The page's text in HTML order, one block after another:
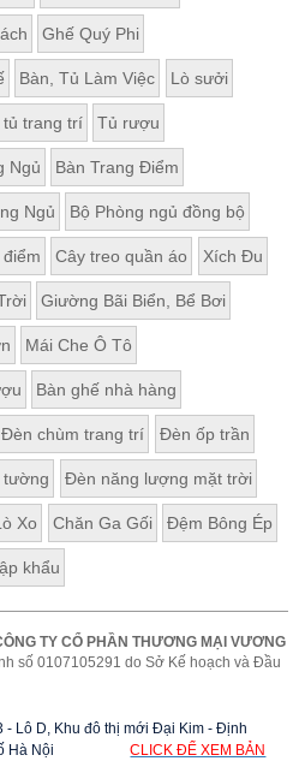
Ghế Quý Phi
Bàn, Tủ Làm Việc Lò sưởi
tủ trang trí Tủ rượu
Ngủ Bàn Trang Điểm
Ngủ Bộ Phòng ngủ đồng bộ
Cây treo quần áo Xích Đu
Giường Bãi Biển, Bể Bơi
Mái Che Ô Tô
Bàn ghế nhà hàng
Đèn chùm trang trí Đèn ốp trần
Đèn năng lượng mặt trời
Xo Chăn Ga Gối Đệm Bông Ép
khẩu
TY CỔ PHẦN THƯƠNG MẠI VƯƠNG
số 0107105291 do Sở Kế hoạch và Đầu
- Lô D, Khu đô thị mới Đại Kim - Định
Hà Nội
CLICK ĐỂ XEM BẢN